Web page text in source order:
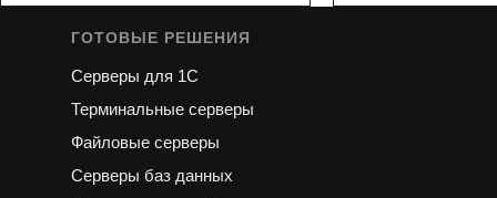
ГОТОВЫЕ РЕШЕНИЯ
Серверы для 1С
Терминальные серверы
Файловые серверы
Серверы баз данных